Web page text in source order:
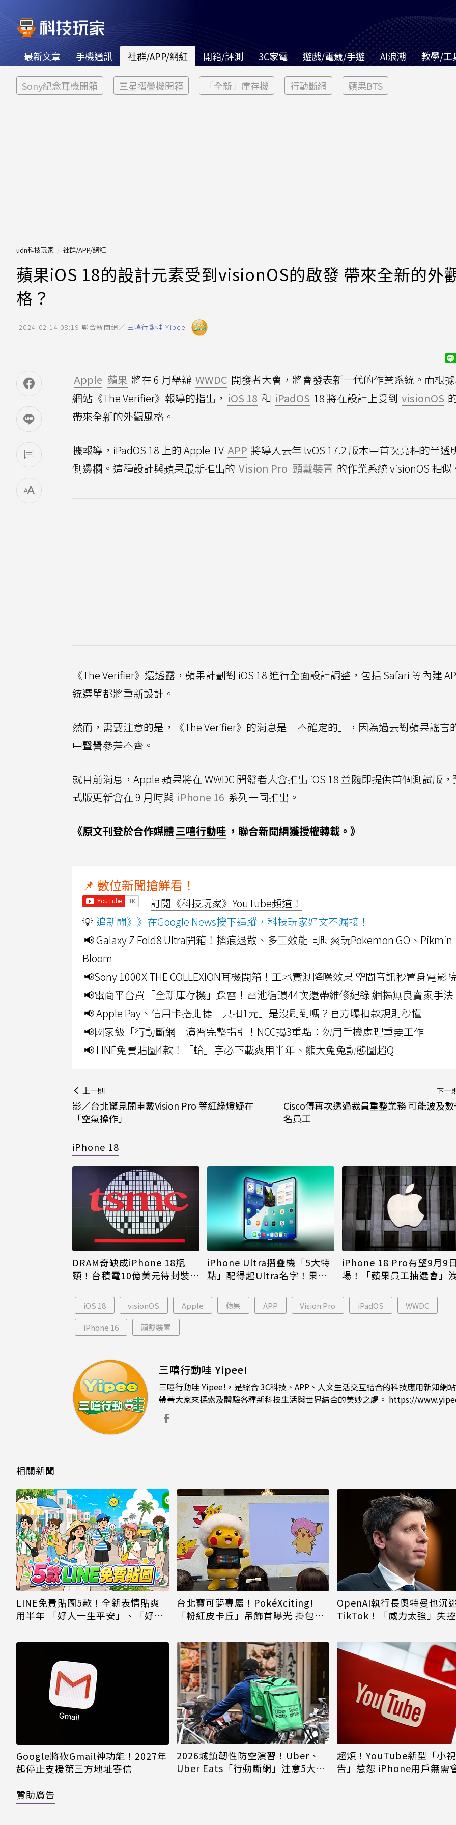
最新文章 手機通訊 社群/APP/網紅 開箱/評測 3C家電 遊戲/電競/手遊 AI浪潮 教學/工
Sony紀念耳機開箱 三星摺疊機開箱 「全新」庫存機 行動斷網 蘋果BTS
udn科技玩家 社群/APP/網紅
蘋果iOS 18的設計元素受到visionOS的啟發 帶來全新的外
格？
2024-02-14 08:19 聯合新聞網／ 三嘻行動哇 Yipee!
Apple 蘋果 將在 6 月舉辦 WWDC 開發者大會，將會發表新一代的作業系統。而根
網站《The Verifier》報導的指出， iOS 18 和 iPadOS 18 將在設計上受到 visionOS
帶來全新的外觀風格。
據報導，iPadOS 18 上的 Apple TV APP 將導入去年 tvOS 17.2 版本中首次亮相的半透
側邊欄。這種設計與蘋果最新推出的 Vision Pro 頭戴裝置 的作業系統 visionOS 相似
《The Verifier》還透露，蘋果計劃對 iOS 18 進行全面設計調整，包括 Safari 等內建
統選單都將重新設計。
然而，需要注意的是，《The Verifier》的消息是「不確定的」，因為過去對蘋果謠言
中聲譽參差不齊。
就目前消息，Apple 蘋果將在 WWDC 開發者大會推出 iOS 18 並隨即提供首個測試版
式版更新會在 9 月時與 iPhone 16 系列一同推出。
《原文刊登於合作媒體三嘻行動哇 ，聯合新聞網獲授權轉載。》
📌 數位新聞搶鮮看！
訂閱《科技玩家》YouTube頻道！
💡 追新聞》》在Google News按下追蹤，科技玩家好文不漏接！
📢 Galaxy Z Fold8 Ultra開箱！摺痕退散、多工效能 同時爽玩Pokemon GO、Pikmin
Bloom
📢Sony 1000X THE COLLEXION耳機開箱！工地實測降噪效果 空間音訊秒置身電影
📢電商平台買「全新庫存機」踩雷！電池循環44次還帶維修紀錄 網揭無良賣家手法
📢 Apple Pay、信用卡搭北捷「只扣1元」是沒刷到嗎？官方曝扣款規則秒懂
📢國家級「行動斷網」演習完整指引！NCC揭3重點：勿用手機處理重要工作
📢 LINE免費貼圖4款！「蛤」字必下載爽用半年、熊大兔兔動態圖超Q
上一則
影／台北驚見開車戴Vision Pro 等紅綠燈疑在
「空氣操作」
下一
Cisco傳再次透過裁員重整業務 可能波及數
名員工
iPhone 18
DRAM奇缺成iPhone 18瓶
頸！台積電10億美元待封裝晶
iPhone Ultra摺疊機「5大特
點」配得起Ultra名字！果粉
iPhone 18 Pro有望9月9
場！「蘋果員工抽選會」
iOS 18 visionOS Apple 蘋果 APP Vision Pro iPadOS WWDC
iPhone 16 頭戴裝置
三嘻行動哇 Yipee!
三嘻行動哇 Yipee!，是綜合 3C科技、APP、人文生活交互結合的科技應用新知網
帶著大家來探索及體驗各種新科技生活與世界結合的美妙之處。 https://
相關新聞
LINE免費貼圖5款！全新表情貼爽
用半年 「好人一生平安」、「好
台北寶可夢專屬！PokéXciting!
「粉紅皮卡丘」吊飾首曝光 掛包包
OpenAI執行長奧特曼也沉
TikTok！「威力太強」失
Google將砍Gmail神功能！2027年
起停止支援第三方地址寄信
2026城鎮韌性防空演習！Uber、
Uber Eats「行動斷網」注意5大區
超煩！YouTube新型「小
告」惹怨 iPhone用戶無需
贊助廣告